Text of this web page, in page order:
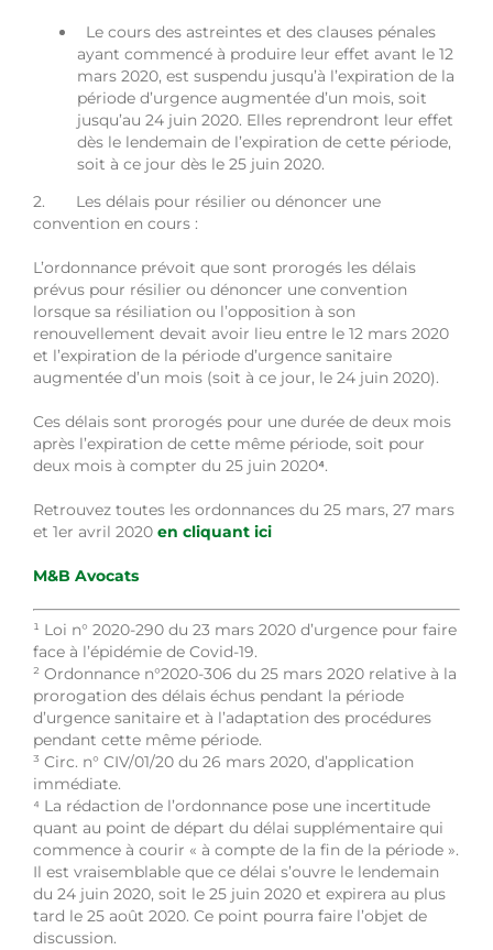
Le cours des astreintes et des clauses pénales
ayant commencé à produire leur effet avant le 12
mars 2020, est suspendu jusqu’à l’expiration de la
période d’urgence augmentée d’un mois, soit
jusqu’au 24 juin 2020. Elles reprendront leur effet
dès le lendemain de l’expiration de cette période,
soit à ce jour dès le 25 juin 2020.
2. Les délais pour résilier ou dénoncer une
convention en cours :
L’ordonnance prévoit que sont prorogés les délais
prévus pour résilier ou dénoncer une convention
lorsque sa résiliation ou l’opposition à son
renouvellement devait avoir lieu entre le 12 mars 2020
et l’expiration de la période d’urgence sanitaire
augmentée d’un mois (soit à ce jour, le 24 juin 2020).
Ces délais sont prorogés pour une durée de deux mois
après l’expiration de cette même période, soit pour
deux mois à compter du 25 juin 2020⁴.
Retrouvez toutes les ordonnances du 25 mars, 27 mars
et 1er avril 2020 en cliquant ici
M&B Avocats
¹ Loi n° 2020-290 du 23 mars 2020 d’urgence pour faire
face à l’épidémie de Covid-19.
² Ordonnance n°2020-306 du 25 mars 2020 relative à la
prorogation des délais échus pendant la période
d’urgence sanitaire et à l’adaptation des procédures
pendant cette même période.
³ Circ. n° CIV/01/20 du 26 mars 2020, d’application
immédiate.
⁴ La rédaction de l’ordonnance pose une incertitude
quant au point de départ du délai supplémentaire qui
commence à courir « à compte de la fin de la période ».
Il est vraisemblable que ce délai s’ouvre le lendemain
du 24 juin 2020, soit le 25 juin 2020 et expirera au plus
tard le 25 août 2020. Ce point pourra faire l’objet de
discussion.